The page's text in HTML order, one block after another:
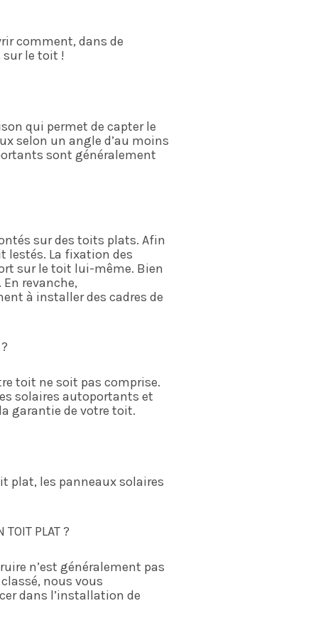
comment, dans de
le toit !
qui permet de capter le
selon un angle d’au moins
sont généralement
sur des toits plats. Afin
lestés. La fixation des
sur le toit lui-même. Bien
revanche,
à installer des cadres de
toit ne soit pas comprise.
solaires autoportants et
garantie de votre toit.
plat, les panneaux solaires
TOIT PLAT ?
n’est généralement pas
nous vous
dans l’installation de